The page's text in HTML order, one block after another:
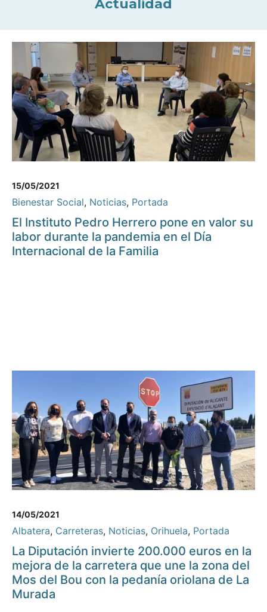
Actualidad
15/05/2021
Bienestar Social, Noticias, Portada
El Instituto Pedro Herrero pone en valor su
labor durante la pandemia en el Día
Internacional de la Familia
14/05/2021
Albatera, Carreteras, Noticias, Orihuela, Portada
La Diputación invierte 200.000 euros en la
mejora de la carretera que une la zona del
Mos del Bou con la pedanía oriolana de La
Murada